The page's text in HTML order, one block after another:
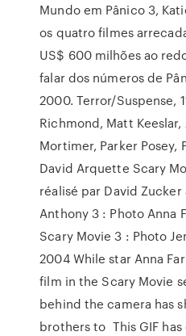
Mundo em Pânico 3,
os quatro filmes
US$ 600 milhões ao
falar dos números de
2000. Terror/Suspense,
Richmond, Matt
Mortimer, Parker Posey,
David Arquette Scary
réalisé par David Zucker
Anthony 3 : Photo Anna
Scary Movie 3 : Photo
2004 While star Anna
film in the Scary Movie
behind the camera has
brothers to This GIF